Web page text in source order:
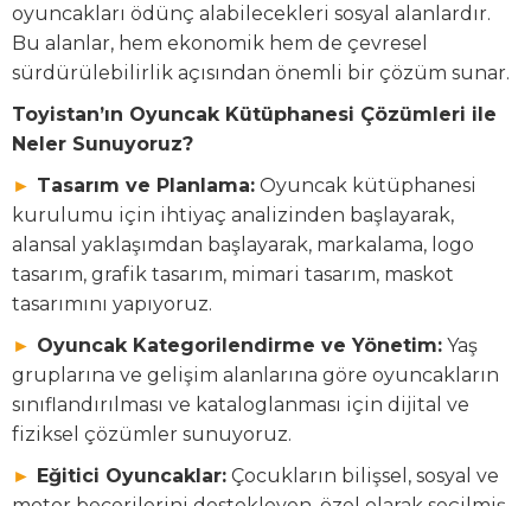
oyuncakları ödünç alabilecekleri sosyal alanlardır.
Bu alanlar, hem ekonomik hem de çevresel
sürdürülebilirlik açısından önemli bir çözüm sunar.
Toyistan’ın Oyuncak Kütüphanesi Çözümleri ile
Neler Sunuyoruz?
► Tasarım ve Planlama: Oyuncak kütüphanesi
kurulumu için ihtiyaç analizinden başlayarak,
alansal yaklaşımdan başlayarak, markalama, logo
tasarım, grafik tasarım, mimari tasarım, maskot
tasarımını yapıyoruz.
► Oyuncak Kategorilendirme ve Yönetim: Yaş
gruplarına ve gelişim alanlarına göre oyuncakların
sınıflandırılması ve kataloglanması için dijital ve
fiziksel çözümler sunuyoruz.
► Eğitici Oyuncaklar: Çocukların bilişsel, sosyal ve